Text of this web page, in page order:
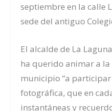
septiembre en la calle
sede del antiguo
El alcalde de La
ha querido animar a
municipio “a
fotográfica, que en
instantáneas y